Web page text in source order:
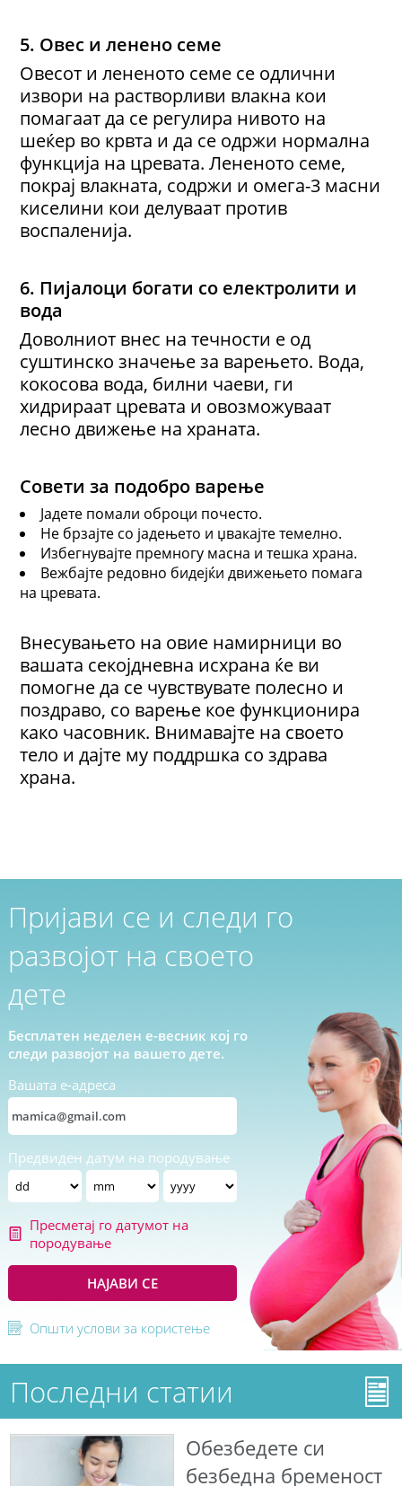
5. Овес и ленено семе
Овесот и лененото семе се одлични
извори на растворливи влакна кои
помагаат да се регулира нивото на
шеќер во крвта и да се одржи нормална
функција на цревата. Лененото семе,
покрај влакната, содржи и омега-3 масни
киселини кои делуваат против
воспаленија.
6. Пијалоци богати со електролити и
вода
Доволниот внес на течности е од
суштинско значење за варењето. Вода,
кокосова вода, билни чаеви, ги
хидрираат цревата и овозможуваат
лесно движење на храната.
Совети за подобро варење
Јадете помали оброци почесто.
Не брзајте со јадењето и џвакајте темелно.
Избегнувајте премногу масна и тешка храна.
Вежбајте редовно бидејќи движењето помага
на цревата.
Внесувањето на овие намирници во
вашата секојдневна исхрана ќе ви
помогне да се чувствувате полесно и
поздраво, со варење кое функционира
како часовник. Внимавајте на своето
тело и дајте му поддршка со здрава
храна.
Пријави се и следи го
развојот на своето
дете
Бесплатен неделен е-весник кој го
следи развојот на вашето дете.
Вашата е-адреса
Предвиден датум на породување
Пресметај го датумот на
породување
НАЈАВИ СЕ
Општи услови за користење
Последни статии
Обезбедете си
безбедна бременост